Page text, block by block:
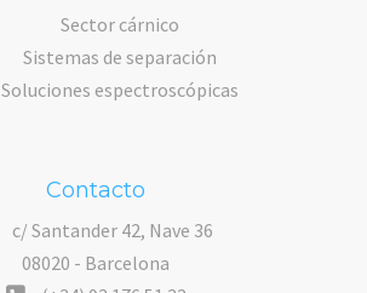
Sector cárnico
Sistemas de separación
Soluciones espectroscópicas
Contacto
c/ Santander 42, Nave 36
08020 - Barcelona